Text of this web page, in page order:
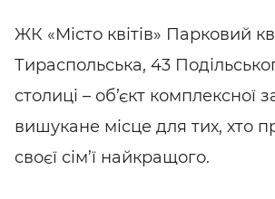
ЖК «Місто квітів» Парковий
Тираспольська, 43
столиці – об’єкт комплексної
вишукане місце для тих, хто
своєї сім’ї найкращого.